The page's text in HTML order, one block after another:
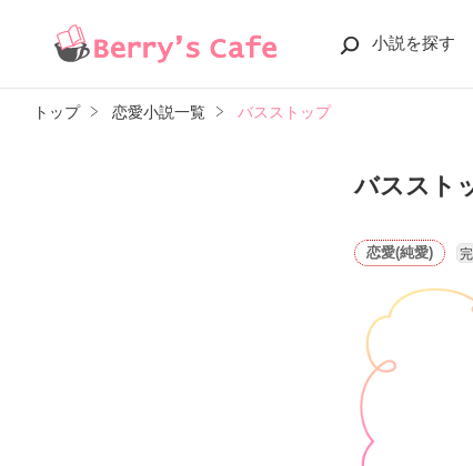
小説を探す
トップ 恋愛小説一覧 バスストップ
バススト
恋愛(純愛) 完